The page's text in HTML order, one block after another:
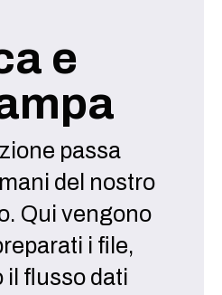
e
passa
del nostro
Qui vengono
i file,
il flusso dati